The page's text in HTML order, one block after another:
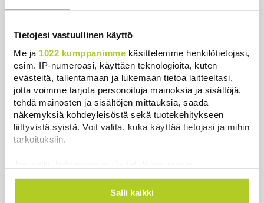
Tietojesi vastuullinen käyttö
Me ja 1022 kumppanimme käsittelemme henkilötietojasi,
esim. IP-numeroasi, käyttäen teknologioita, kuten
evästeitä, tallentamaan ja lukemaan tietoa laitteeltasi,
jotta voimme tarjota personoituja mainoksia ja sisältöjä,
tehdä mainosten ja sisältöjen mittauksia, saada
näkemyksiä kohdeyleisöstä sekä tuotekehitykseen
liittyvistä syistä. Voit valita, kuka käyttää tietojasi ja mihin
tarkoituksiin.
Kerätä tietoja maantieteellisestä sijainnistasi,
mahdollisesti muutaman metrin tarkkuudella
Salli kaikki
vaikeaa, sanoo Iranin presidentti
Uutiset | 6.8.2026 0:58
Uusimmat
tiedepiireissä kehitetty kummajainen, jonka haitat